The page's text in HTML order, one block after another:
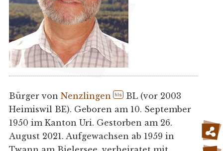
Bürger von Nenzlingen hls BL (vor 2003
Heimiswil BE). Geboren am 10. September
1950 im Kanton Uri. Gestorben am 26.
August 2021. Aufgewachsen ab 1959 in